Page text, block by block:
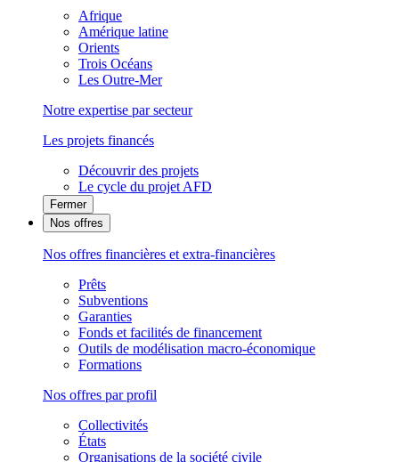
Afrique
Amérique latine
Orients
Trois Océans
Les Outre-Mer
Notre expertise par secteur
Les projets financés
Découvrir des projets
Le cycle du projet AFD
Fermer
Nos offres
Nos offres financières et extra-financières
Prêts
Subventions
Garanties
Fonds et facilités de financement
Outils de modélisation macro-économique
Formations
Nos offres par profil
Collectivités
États
Organisations de la société civile